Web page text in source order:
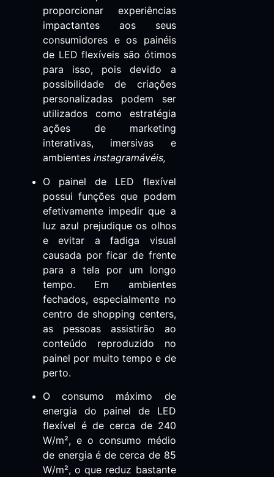
proporcionar experiências
impactantes aos seus
consumidores e os painéis
de LED flexíveis são ótimos
para isso, pois devido a
possibilidade de criações
personalizadas podem ser
utilizados como estratégia
ações de marketing
interativas, imersivas e
ambientes instagramávéis,
O painel de LED flexível
possui funções que podem
efetivamente impedir que a
luz azul prejudique os olhos
e evitar a fadiga visual
causada por ficar de frente
para a tela por um longo
tempo. Em ambientes
fechados, especialmente no
centro de shopping centers,
as pessoas assistirão ao
conteúdo reproduzido no
painel por muito tempo e de
perto.
O consumo máximo de
energia do painel de LED
flexível é de cerca de 240
W/m², e o consumo médio
de energia é de cerca de 85
W/m², o que reduz bastante